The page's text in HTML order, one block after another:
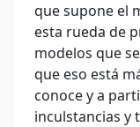
que supone el
esta rueda de
modelos que
que eso está
conoce y a
inculstancias y